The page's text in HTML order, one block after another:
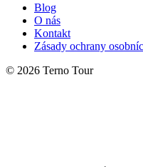
Blog
O nás
Kontakt
Zásady ochrany
© 2026 Terno Tour